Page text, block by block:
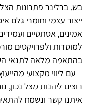
בש. ברלינר פתרונות
ייצור עצמי וחומרי גלם
אמינים, אסתטיים
למוסדות ולפרויקטים
בהתאמה מלאה לתנאי
– עם ליווי מקצועי
רוצים ליהנות מצל נכון,
איתנו קשר ונשמח